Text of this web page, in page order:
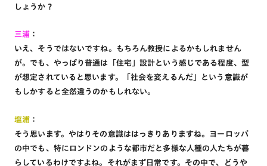
しょうか？
三浦 ：
いえ、そうではないですね。もちろん教授によるかもしれません
が。でも、やっぱり普通は「住宅」設計という感じである程度、型
が想定されていると思います。「社会を変えるんだ」という意識が
もしかすると全然違うのかもしれない。
塩浦 ：
そう思います。やはりその意識ははっきりありますね。ヨーロッパ
の中でも、特にロンドンのような都市だと多様な人種の人たちが暮
らしているわけですよね。それがまず日常です。その中で、どうや